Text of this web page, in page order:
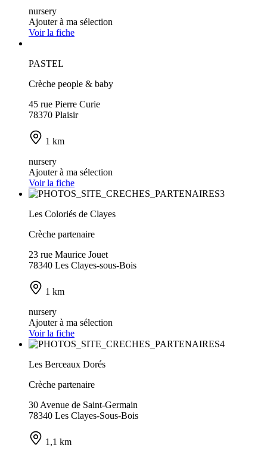
nursery
Ajouter à ma sélection
Voir la fiche
PASTEL
Crèche people & baby
45 rue Pierre Curie
78370 Plaisir
1 km
nursery
Ajouter à ma sélection
Voir la fiche
Les Coloriés de Clayes
Crèche partenaire
23 rue Maurice Jouet
78340 Les Clayes-sous-Bois
1 km
nursery
Ajouter à ma sélection
Voir la fiche
Les Berceaux Dorés
Crèche partenaire
30 Avenue de Saint-Germain
78340 Les Clayes-Sous-Bois
1,1 km